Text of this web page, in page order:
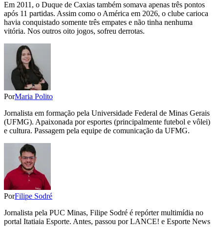
Em 2011, o Duque de Caxias também somava apenas três pontos
após 11 partidas. Assim como o América em 2026, o clube carioca
havia conquistado somente três empates e não tinha nenhuma
vitória. Nos outros oito jogos, sofreu derrotas.
PorMaria Polito
Jornalista em formação pela Universidade Federal de Minas Gerais
(UFMG). Apaixonada por esportes (principalmente futebol e vôlei)
e cultura. Passagem pela equipe de comunicação da UFMG.
PorFilipe Sodré
Jornalista pela PUC Minas, Filipe Sodré é repórter multimídia no
portal Itatiaia Esporte. Antes, passou por LANCE! e Esporte News